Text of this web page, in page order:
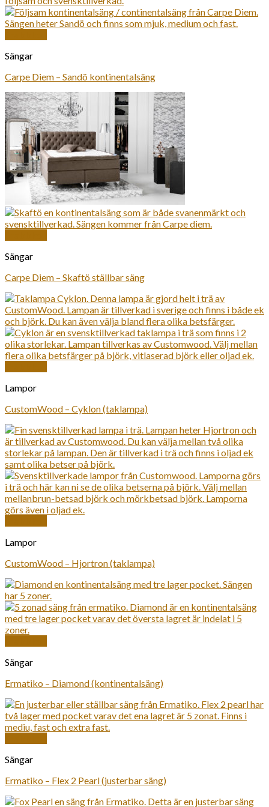
Sängar
Carpe Diem – Sandö kontinentalsäng
Sängar
Carpe Diem – Skaftö ställbar säng
Lampor
CustomWood – Cyklon (taklampa)
Lampor
CustomWood – Hjortron (taklampa)
Sängar
Ermatiko – Diamond (kontinentalsäng)
Sängar
Ermatiko – Flex 2 Pearl (justerbar säng)